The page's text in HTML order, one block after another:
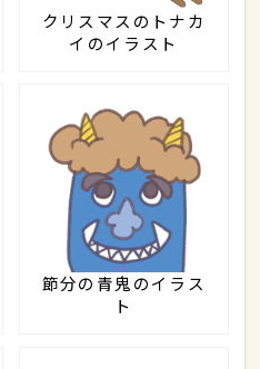
クリスマスのトナカ
イのイラスト
節分の青鬼のイラス
ト